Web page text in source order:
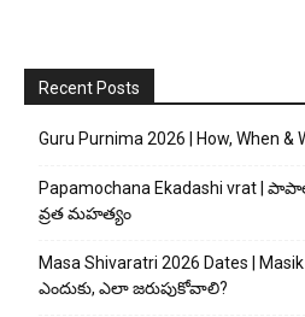
Recent Posts
Guru Purnima 2026 | How, When &
Papamochana Ekadashi vrat
వ్రత మహత్యం
Masa Shivaratri 2026 Dates |
ఎందుకు, ఎలా జరుపుకోవాలి?